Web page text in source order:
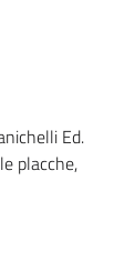
Ed.
placche,